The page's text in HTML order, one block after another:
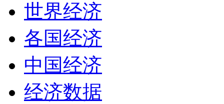
世界经济
各国经济
中国经济
经济数据